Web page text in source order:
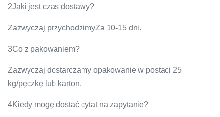
2Jaki jest czas dostawy?
Zazwyczaj przychodzimyZa 10-15 dni.
3Co z pakowaniem?
Zazwyczaj dostarczamy opakowanie w postaci 25
kg/pęczkę lub karton.
4Kiedy mogę dostać cytat na zapytanie?